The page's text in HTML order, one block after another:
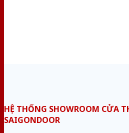
HỆ THỐNG SHOWROOM CỬA
SAIGONDOOR